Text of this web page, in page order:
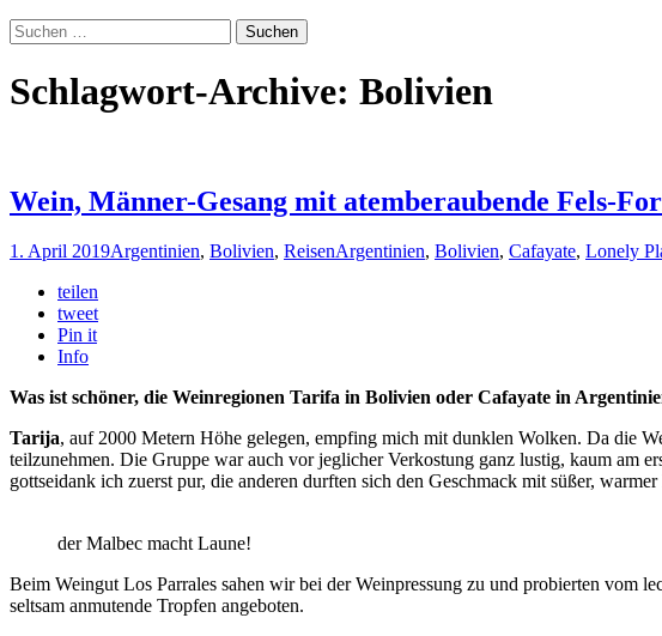
Suchen
nach:
Schlagwort-Archive: Bolivien
Wein, Männer-Gesang mit atemberaubende Fels-
1. April 2019Argentinien, Bolivien, ReisenArgentinien, Bolivien, Cafayate, Lonely
teilen
tweet
Pin it
Info
Was ist schöner, die Weinregionen Tarifa in Bolivien oder Cafayate in
Tarija, auf 2000 Metern Höhe gelegen, empfing mich mit dunklen Wolken. Da die
teilzunehmen. Die Gruppe war auch vor jeglicher Verkostung ganz lustig, kaum am
gottseidank ich zuerst pur, die anderen durften sich den Geschmack mit süßer,
der Malbec macht Laune!
Beim Weingut Los Parrales sahen wir bei der Weinpressung zu und probierten vom
seltsam anmutende Tropfen angeboten.